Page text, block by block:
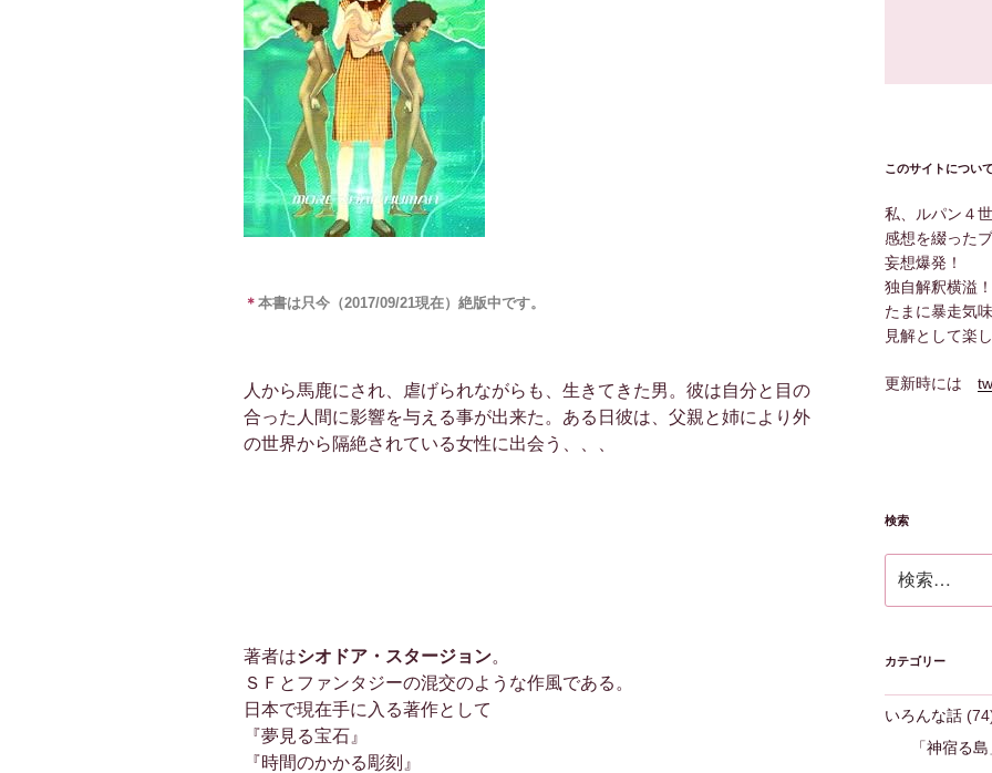
＊ 本書は只今（2017/09/21現在）絶版中です。
人から馬鹿にされ、虐げられながらも、生きてきた男。彼は自分と目の
合った人間に影響を与える事が出来た。ある日彼は、父親と姉により外
の世界から隔絶されている女性に出会う、、、
著者はシオドア・スタージョン。
ＳＦとファンタジーの混交のような作風である。
日本で現在手に入る著作として
『夢見る宝石』
『時間のかかる彫刻』
このサイトについて
私、ルパン４
感想を綴ったブ
妄想爆発！
独自解釈横溢！
たまに暴走気
見解として楽
更新時には
検索
索:
カテゴリー
いろんな話
「神宿る